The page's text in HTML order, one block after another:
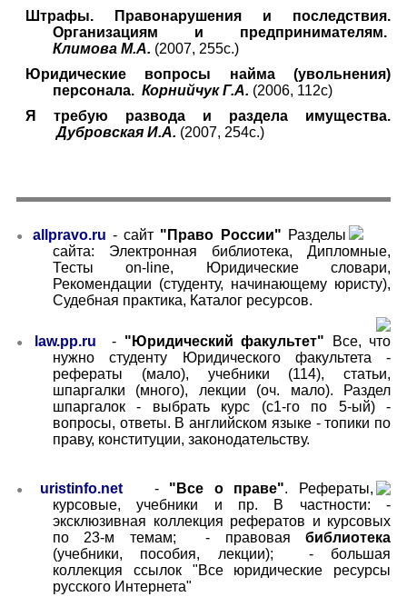
Штрафы. Правонарушения и последствия.
Организациям и предпринимателям.
Климова М.А. (2007, 255с.)
Юридические вопросы найма (увольнения)
персонала. Корнийчук Г.А. (2006, 112с)
Я требую развода и раздела имущества.
Дубровская И.А. (2007, 254с.)
● allpravo.ru -сайт "Право России" Разделы
сайта: Электронная библиотека, Дипломные,
Тестыon-line, Юридические словари,
Рекомендации (студенту, начинающему юристу),
Судебная практика, Каталог ресурсов.
● law.pp.ru - "Юридический факультет" Все, что
нужно студенту Юридического факультета -
рефераты (мало), учебники (114), статьи,
шпаргалки (много), лекции (оч. мало). Раздел
шпаргалок - выбрать курс (с1-го по 5-ый) -
вопросы, ответы. В английском языке - топики по
праву, конституции, законодательству.
● uristinfo.net - "Все о праве". Рефераты,
курсовые, учебники и пр. В частности: -
эксклюзивная коллекция рефератов и курсовых
по 23-м темам; - правовая библиотека
(учебники, пособия, лекции);
- большая
коллекция ссылок "Все юридические ресурсы
русского Интернета"